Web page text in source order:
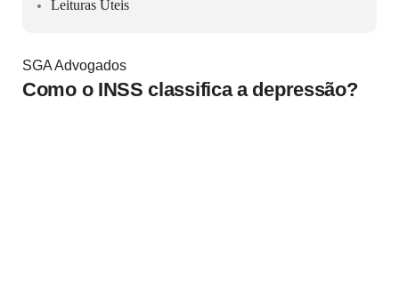
Leituras Úteis
SGA Advogados
Como o INSS classifica a depressão?